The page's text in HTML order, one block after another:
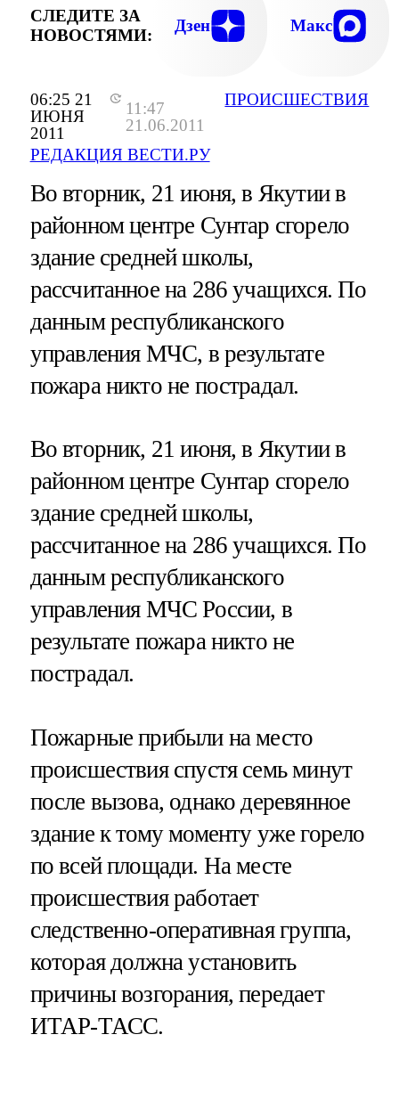
06:25 21
ИЮНЯ
2011
11:47
21.06.2011
РЕДАКЦИЯ ВЕСТИ.РУ
ПРОИСШЕСТВИЯ
СЛЕДИТЕ ЗА
НОВОСТЯМИ:
Дзен Макс
Во вторник, 21 июня, в Якутии в
районном центре Сунтар сгорело
здание средней школы,
рассчитанное на 286 учащихся. По
данным республиканского
управления МЧС, в результате
пожара никто не пострадал.
Во вторник, 21 июня, в Якутии в
районном центре Сунтар сгорело
здание средней школы,
рассчитанное на 286 учащихся. По
данным республиканского
управления МЧС России, в
результате пожара никто не
пострадал.
Пожарные прибыли на место
происшествия спустя семь минут
после вызова, однако деревянное
здание к тому моменту уже горело
по всей площади. На месте
происшествия работает
следственно-оперативная группа,
которая должна установить
причины возгорания, передает
ИТАР-ТАСС.